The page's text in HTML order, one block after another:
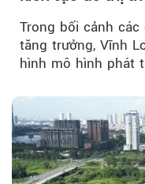
Trong bối cảnh
tăng trưởng, Vĩnh
hình mô hình phát